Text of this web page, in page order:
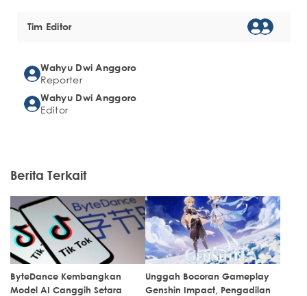
Tim Editor
Wahyu Dwi Anggoro
Reporter
Wahyu Dwi Anggoro
Editor
Berita Terkait
ByteDance Kembangkan
Model AI Canggih Setara
Unggah Bocoran Gameplay
Genshin Impact, Pengadilan